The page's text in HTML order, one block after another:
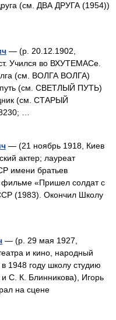
(см. ДВА ДРУГА (1954))
— (р. 20.12.1902,
Учился во ВХУТЕМАСе.
(см. ВОЛГА ВОЛГА)
путь (см. СВЕТЛЫЙ ПУТЬ)
(см. СТАРЫЙ
…
— (21 ноябрь 1918, Киев
актер; лауреат
имени братьев
фильме «Пришел солдат с
(1983). Окончил Школу
— (р. 29 мая 1927,
и кино, народный
1948 году школу студию
С. К. Блинникова), Игорь
на сцене